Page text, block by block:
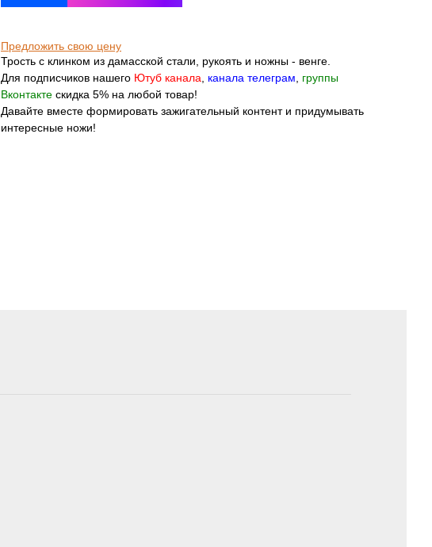
Предложить свою цену
Трость с клинком из дамасской стали, рукоять и ножны - венге.
Для подписчиков нашего Ютуб канала канала телеграм
группы
Вконтакте скидка 5% на любой товар!
Давайте вместе формировать зажигательный контент и придумывать
интересные ножи!